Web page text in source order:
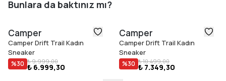
Geri dönüştürülmüş mühendislik malzemesi saya
Çıkarılabilir PU iç taban
Kauçuk dış taban
Çıplak ayak (barefoot) hissi veren esnek yapı
Bunlara da baktınız mı?
Camper
Camper Drift Trail Kadın
Sneaker
%30 ₺ 9.999,00
₺ 6.999,30
Camper
Camper Drift Trail Kadın
Sneaker
%30 ₺ 10.499,00
₺ 7.349,30